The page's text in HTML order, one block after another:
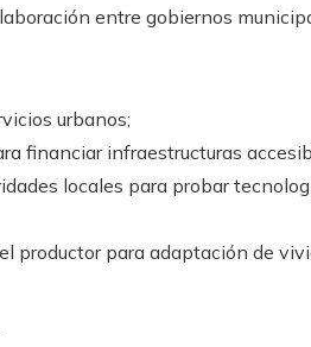
entre gobiernos
urbanos;
financiar infraestructuras
locales para probar
productor para adaptación de